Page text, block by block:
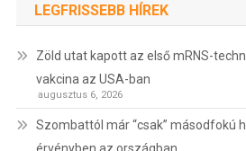
LEGFRISSEBB HÍREK
Zöld utat kapott az első mRNS-
vakcina az USA-ban
augusztus 6, 2026
Szombattól már “csak” másodfokú
érvényben az országban